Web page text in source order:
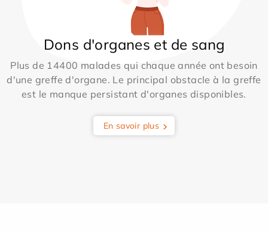
Dons d'organes et de sang
Plus de 14400 malades qui chaque année ont besoin
d'une greffe d'organe. Le principal obstacle à la greffe
est le manque persistant d'organes disponibles.
En savoir plus